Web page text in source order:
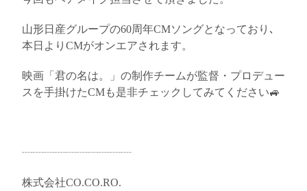
山形日産グループの60周年CMソングとなっており､
本日より CMがオンエアされます。
映画「君の名は。」の制作チームが監督・プロデュー
スを手掛けたCMも是非チェックしてみてください🚙
┈┈┈┈┈┈┈┈┈┈
株式会社CO.CO.RO.